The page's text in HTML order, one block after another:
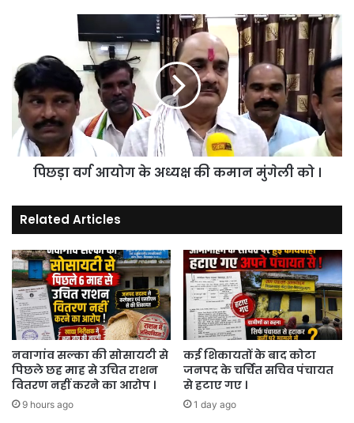
के
अध्यक्ष
की
कमान
मुंगेली
को
पिछड़ा वर्ग आयोग के अध्यक्ष की कमान मुंगेली को ।
Related Articles
नवागांव सल्का की सोसायटी से
पिछले छह माह से उचित राशन
वितरण नहीं करने का आरोप ।
9 hours ago
कई शिकायतों के बाद कोटा
जनपद के चर्चित सचिव पंचायत
से हटाए गए ।
1 day ago